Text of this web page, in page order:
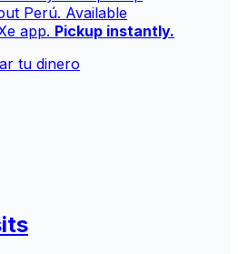
Perú. Available
app. Pickup instantly.
tu dinero